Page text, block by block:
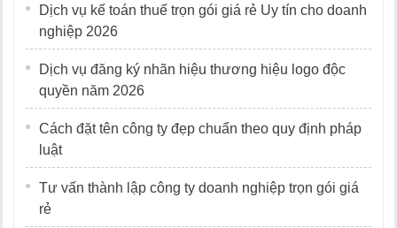
Dịch vụ kế toán thuế trọn gói giá rẻ Uy tín cho doanh
nghiệp 2026
Dịch vụ đăng ký nhãn hiệu thương hiệu logo độc
quyền năm 2026
Cách đặt tên công ty đẹp chuẩn theo quy định pháp
luật
Tư vấn thành lập công ty doanh nghiệp trọn gói giá
rẻ